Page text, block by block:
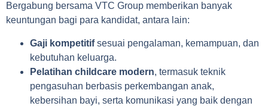
Bergabung bersama VTC Group memberikan banyak
keuntungan bagi para kandidat, antara lain:
Gaji kompetitifsesuai pengalaman, kemampuan, dan
kebutuhan keluarga.
Pelatihan childcare modern, termasuk teknik
pengasuhan berbasis perkembangan anak,
kebersihan bayi, serta komunikasi yang baik dengan